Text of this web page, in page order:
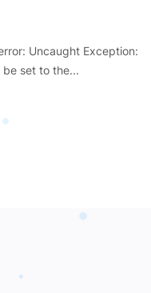
Uncaught Exception:
be set to the...